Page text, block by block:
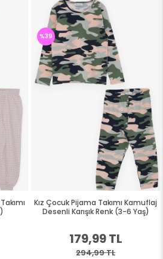
Kız Çocuk Pijama Takımı Kamuflaj
Desenli Karışık Renk (3-6 Yaş)
179,99 TL
294,99 TL
%39